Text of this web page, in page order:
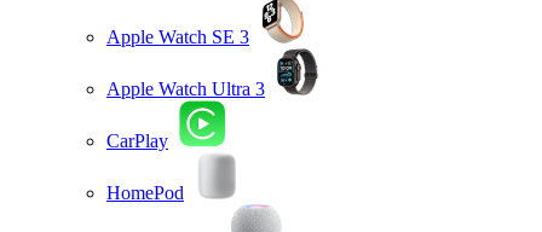
Apple Watch SE 3
Apple Watch Ultra 3
CarPlay
HomePod